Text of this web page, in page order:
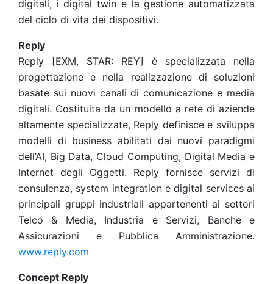
digitali, i digital twin e la gestione automatizzata
del ciclo di vita dei dispositivi.
Reply
Reply [EXM, STAR: REY] è specializzata nella
progettazione e nella realizzazione di soluzioni
basate sui nuovi canali di comunicazione e media
digitali. Costituita da un modello a rete di aziende
altamente specializzate, Reply definisce e sviluppa
modelli di business abilitati dai nuovi paradigmi
dell’AI, Big Data, Cloud Computing, Digital Media e
Internet degli Oggetti. Reply fornisce servizi di
consulenza, system integration e digital services ai
principali gruppi industriali appartenenti ai settori
Telco & Media, Industria e Servizi, Banche e
Assicurazioni e Pubblica Amministrazione.
www.reply.com
Concept Reply